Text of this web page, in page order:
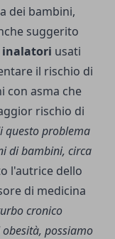
dei bambini,
suggerito
inalatori usati
il rischio di
con asma che
rischio di
questo problema
di bambini, circa
l'autrice dello
di medicina
cronico
possiamo